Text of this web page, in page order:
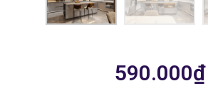
590.000₫